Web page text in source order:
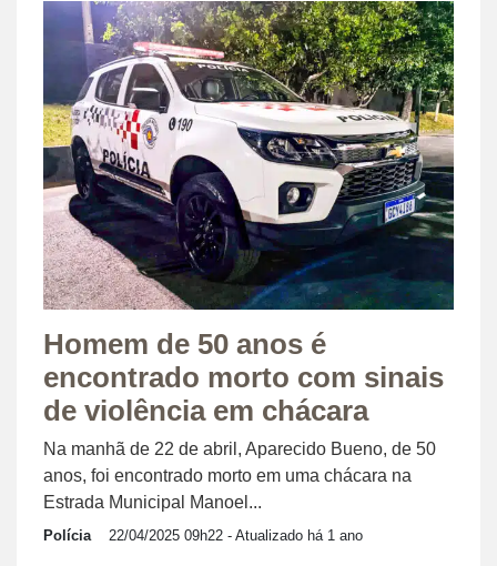
Homem de 50 anos é
encontrado morto com sinais
de violência em chácara
Na manhã de 22 de abril, Aparecido Bueno, de 50
anos, foi encontrado morto em uma chácara na
Estrada Municipal Manoel...
Polícia 22/04/2025 09h22 - Atualizado há 1 ano